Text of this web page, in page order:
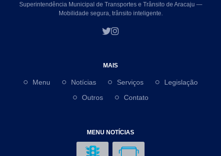
Superintendência Municipal de Transportes e Trânsito de Aracaju —
Mobilidade segura, trânsito inteligente.
MAIS
Menu Notícias Serviços
Legislação
Outros
Contato
MENU NOTÍCIAS